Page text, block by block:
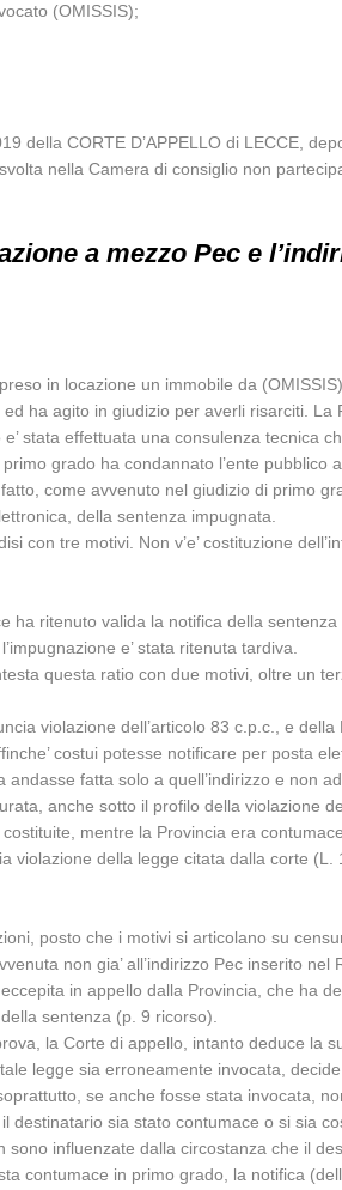
(OMISSIS);
della CORTE D’APPELLO di LECCE,
nella Camera di consiglio non
a mezzo Pec e
in locazione un immobile da
ha agito in giudizio per averli risarciti. La
stata effettuata una consulenza tecnica
grado ha condannato l’ente pubblico
come avvenuto nel giudizio di primo
della sentenza impugnata.
con tre motivi. Non v’e’ costituzione
ha ritenuto valida la notifica della
e’ stata ritenuta tardiva.
questa ratio con due motivi, oltre un
violazione dell’articolo 83 c.p.c., e
costui potesse notificare per posta
fatta solo a quell’indirizzo e non
anche sotto il profilo della violazione
mentre la Provincia era
violazione della legge citata dalla corte
posto che i motivi si articolano su
non gia’ all’indirizzo Pec inserito
in appello dalla Provincia, che ha
sentenza (p. 9 ricorso).
la Corte di appello, intanto deduce la
legge sia erroneamente invocata,
se anche fosse stata invocata,
destinatario sia stato contumace o si sia
sono influenzate dalla circostanza che il
contumace in primo grado, la notifica